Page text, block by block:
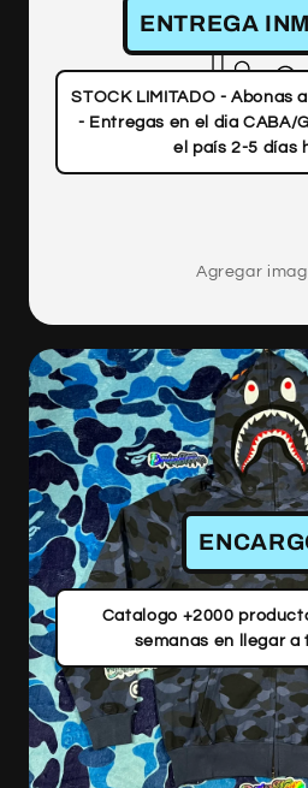
Agregar
ENTREGA
STOCK LIMITADO - Abonas
- Entregas en el dia CABA/
el país 2-5 días
Catalogo +2000
semanas en llegar a